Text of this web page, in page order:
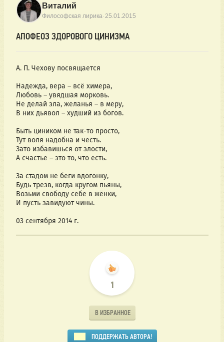
Виталий
Философская лирика·25.01.2015
АПОФЕОЗ ЗДОРОВОГО ЦИНИЗМА
А. П. Чехову посвящается
Надежда, вера – всё химера,
Любовь – увядшая морковь.
Не делай зла, желанья – в меру,
В них дьявол – худший из богов.
Быть циником не так-то просто,
Тут воля надобна и честь.
Зато избавишься от злости,
А счастье – это то, что есть.
За стадом не беги вдогонку,
Будь трезв, когда кругом пьяны,
Возьми свободу себе в жёнки,
И пусть завидуют чины.
03 сентября 2014 г.
1
В ИЗБРАННОЕ
ПОДДЕРЖАТЬ АВТОРА!